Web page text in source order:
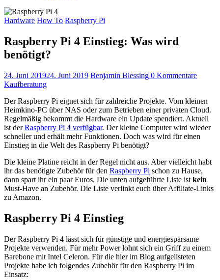
Hardware How To Raspberry Pi
Raspberry Pi 4 Einstieg: Was wird
benötigt?
24. Juni 201924. Juni 2019 Benjamin Blessing 0 Kommentare
Kaufberatung
Der Raspberry Pi eignet sich für zahlreiche Projekte. Vom kleinen
Heimkino-PC über NAS oder zum Betrieben einer privaten Cloud.
Regelmäßig bekommt die Hardware ein Update spendiert. Aktuell
ist derRaspberry Pi 4 verfügbar. Der kleine Computer wird wieder
schneller und erhält mehr Funktionen. Doch was wird für einen
Einstieg in die Welt des Raspberry Pi benötigt?
Die kleine Platine reicht in der Regel nicht aus. Aber vielleicht habt
ihr das benötigte Zubehör für den Raspberry Pi schon zu Hause,
dann spart ihr ein paar Euros. Die unten aufgeführte Liste ist kein
Must-Have an Zubehör. Die Liste verlinkt euch über Affiliate-Links
zu Amazon.
Raspberry Pi 4 Einstieg
Der Raspberry Pi 4 lässt sich für günstige und energiesparsame
Projekte verwenden. Für mehr Power lohnt sich ein Griff zu einem
Barebone mit Intel Celeron. Für die hier im Blog aufgelisteten
Projekte habe ich folgendes Zubehör für den Raspberry Pi im
Einsatz: